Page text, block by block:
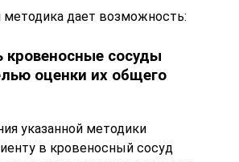
методика дает возможность:
кровеносные сосуды
оценки их общего
указанной методики
в кровеносный сосуд